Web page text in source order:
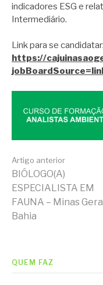
indicadores ESG e
Intermediário.
Link para se candidatar:
https://
lendo
Artigo anterior
BIÓLOGO(A)
ESPECIALISTA EM
FAUNA – Minas
Bahia
QUEM FAZ